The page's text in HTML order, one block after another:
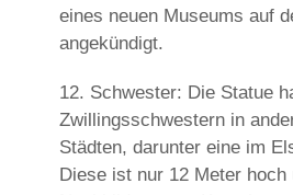
eines neuen Museums auf
angekündigt.
12. Schwester: Die Statue
Zwillingsschwestern in
Städten, darunter eine im
Diese ist nur 12 Meter hoch